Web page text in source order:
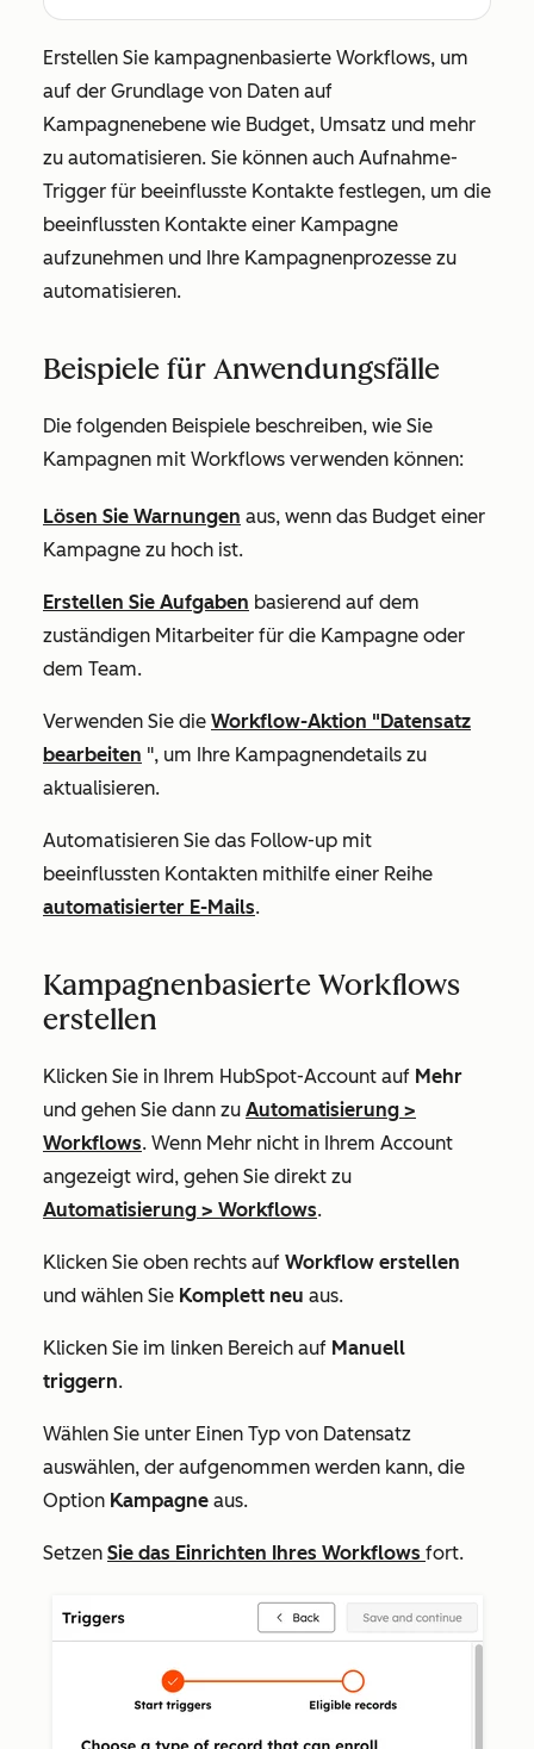
Erstellen Sie kampagnenbasierte Workflows, um
auf der Grundlage von Daten auf
Kampagnenebene wie Budget, Umsatz und mehr
zu automatisieren. Sie können auch Aufnahme-
Trigger für beeinflusste Kontakte festlegen, um die
beeinflussten Kontakte einer Kampagne
aufzunehmen und Ihre Kampagnenprozesse zu
automatisieren.
Beispiele für Anwendungsfälle
Die folgenden Beispiele beschreiben, wie Sie
Kampagnen mit Workflows verwenden können:
Lösen Sie Warnungen aus, wenn das Budget einer
Kampagne zu hoch ist.
Erstellen Sie Aufgaben basierend auf dem
zuständigen Mitarbeiter für die Kampagne oder
dem Team.
Verwenden Sie die Workflow-Aktion "Datensatz
bearbeiten ", um Ihre Kampagnendetails zu
aktualisieren.
Automatisieren Sie das Follow-up mit
beeinflussten Kontakten mithilfe einer Reihe
automatisierter E-Mails.
Kampagnenbasierte Workflows
erstellen
Klicken Sie in Ihrem HubSpot-Account auf Mehr
und gehen Sie dann zu Automatisierung >
Workflows. Wenn Mehr nicht in Ihrem Account
angezeigt wird, gehen Sie direkt zu
Automatisierung > Workflows.
Klicken Sie oben rechts auf Workflow erstellen
und wählen Sie Komplett neu aus.
Klicken Sie im linken Bereich auf Manuell
triggern.
Wählen Sie unter Einen Typ von Datensatz
auswählen, der aufgenommen werden kann, die
Option Kampagne aus.
Setzen Sie das Einrichten Ihres Workflows fort.